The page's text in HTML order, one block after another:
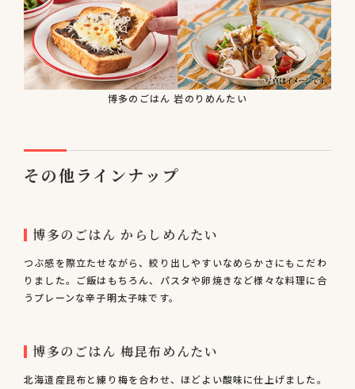
博多のごはん 岩のりめんたい
その他ラインナップ
博多のごはん からしめんたい
つぶ感を際立たせながら、絞り出しやすいなめらかさにもこだわ
りました。ご飯はもちろん、パスタや卵焼きなど様々な料理に合
うプレーンな辛子明太子味です。
博多のごはん 梅昆布めんたい
北海道産昆布と練り梅を合わせ、ほどよい酸味に仕上げました。